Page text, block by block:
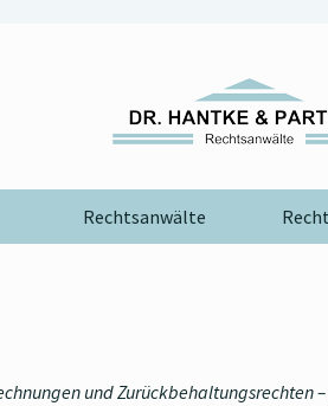
Rechtsanwälte
und Zurückbehaltungsrechten